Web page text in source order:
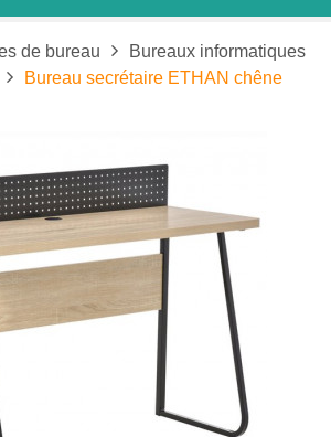
de bureau
Bureaux informatiques
Bureau secrétaire ETHAN chêne